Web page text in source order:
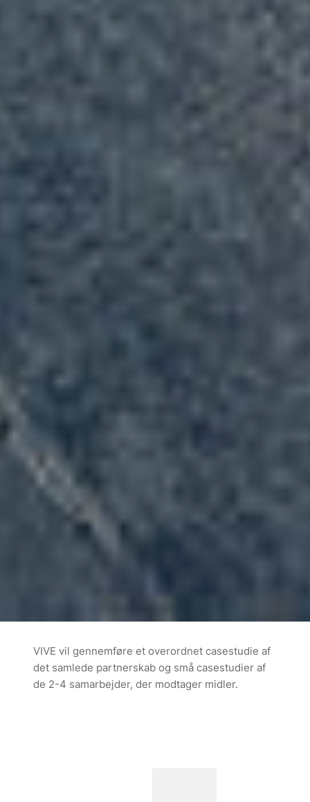
VIVE vil gennemføre et overordnet casestudie af
det samlede partnerskab og små casestudier af
de 2-4 samarbejder, der modtager midler.